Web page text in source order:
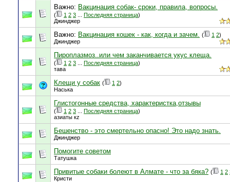
Важно: Вакцинация собак- сроки, правила, вопросы.
( 1 2 3 Последняя страница)
Джинджер
Важно: Вакцинация кошек - как, когда и зачем. ( 1 2)
Джинджер
Пироплазмоз..или чем заканчивается укус клеща.
( 1 2 3 Последняя страница)
тава
Клещи у собак ( 1 2)
Наська
Глистогонные средства, характеристка,отзывы
( 1 2 3 Последняя страница)
азиаты кz
Бешенство - это смертельно опасно! Это надо знать.
Джинджер
Помогите советом
Татушка
Привитые собаки болеют в Алмате - что за бяка? ( 1 2
Кристи